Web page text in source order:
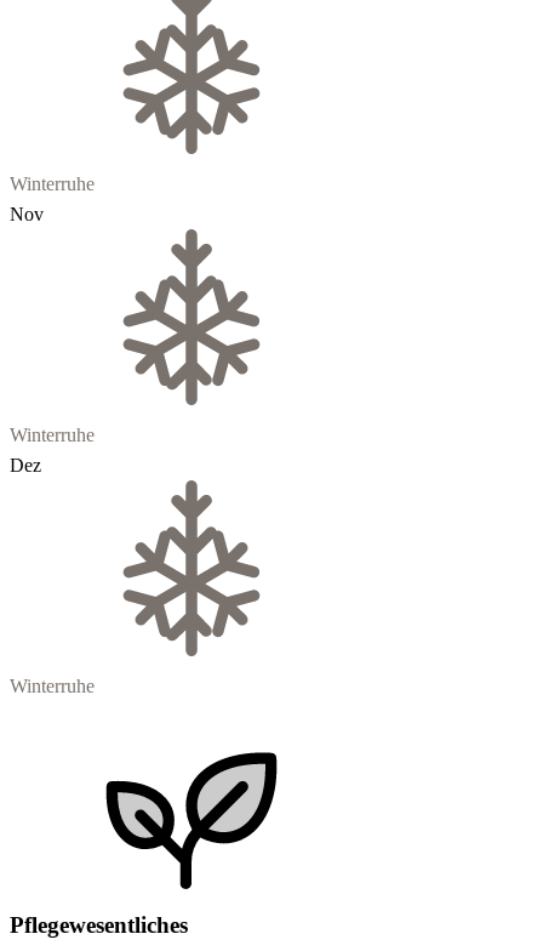
Winterruhe
Nov
Winterruhe
Dez
Winterruhe
Pflegewesentliches